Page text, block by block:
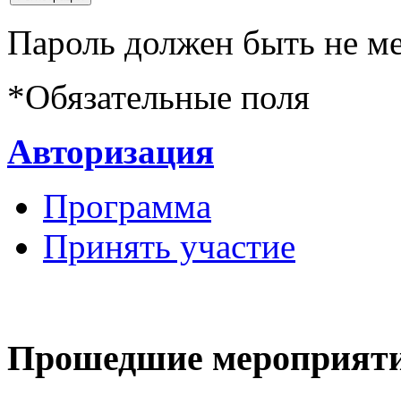
Пароль должен быть не
*Обязательные поля
Авторизация
Программа
Принять участие
Прошедшие